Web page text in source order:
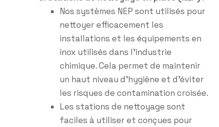
Nos systèmes NEP sont utilisés pour
nettoyer efficacement les
installations et les équipements en
inox utilisés dans l’industrie
chimique. Cela permet de maintenir
un haut niveau d’hygiène et d’éviter
les risques de contamination croisée.
Les stations de nettoyage sont
faciles à utiliser et conçues pour